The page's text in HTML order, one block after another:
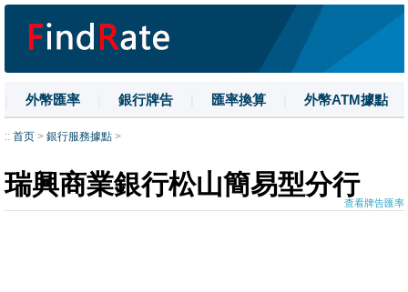
外幣匯率 銀行牌告 匯率換算 外幣ATM據點
| 名詞解釋 | 換匯技巧
:: 首页 > 銀行服務據點 >
瑞興商業銀行松山簡易型分行
查看牌告匯率